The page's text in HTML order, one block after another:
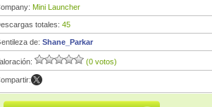
Mini Launcher
totales: 45
de: Shane_Parkar
(0 votos)